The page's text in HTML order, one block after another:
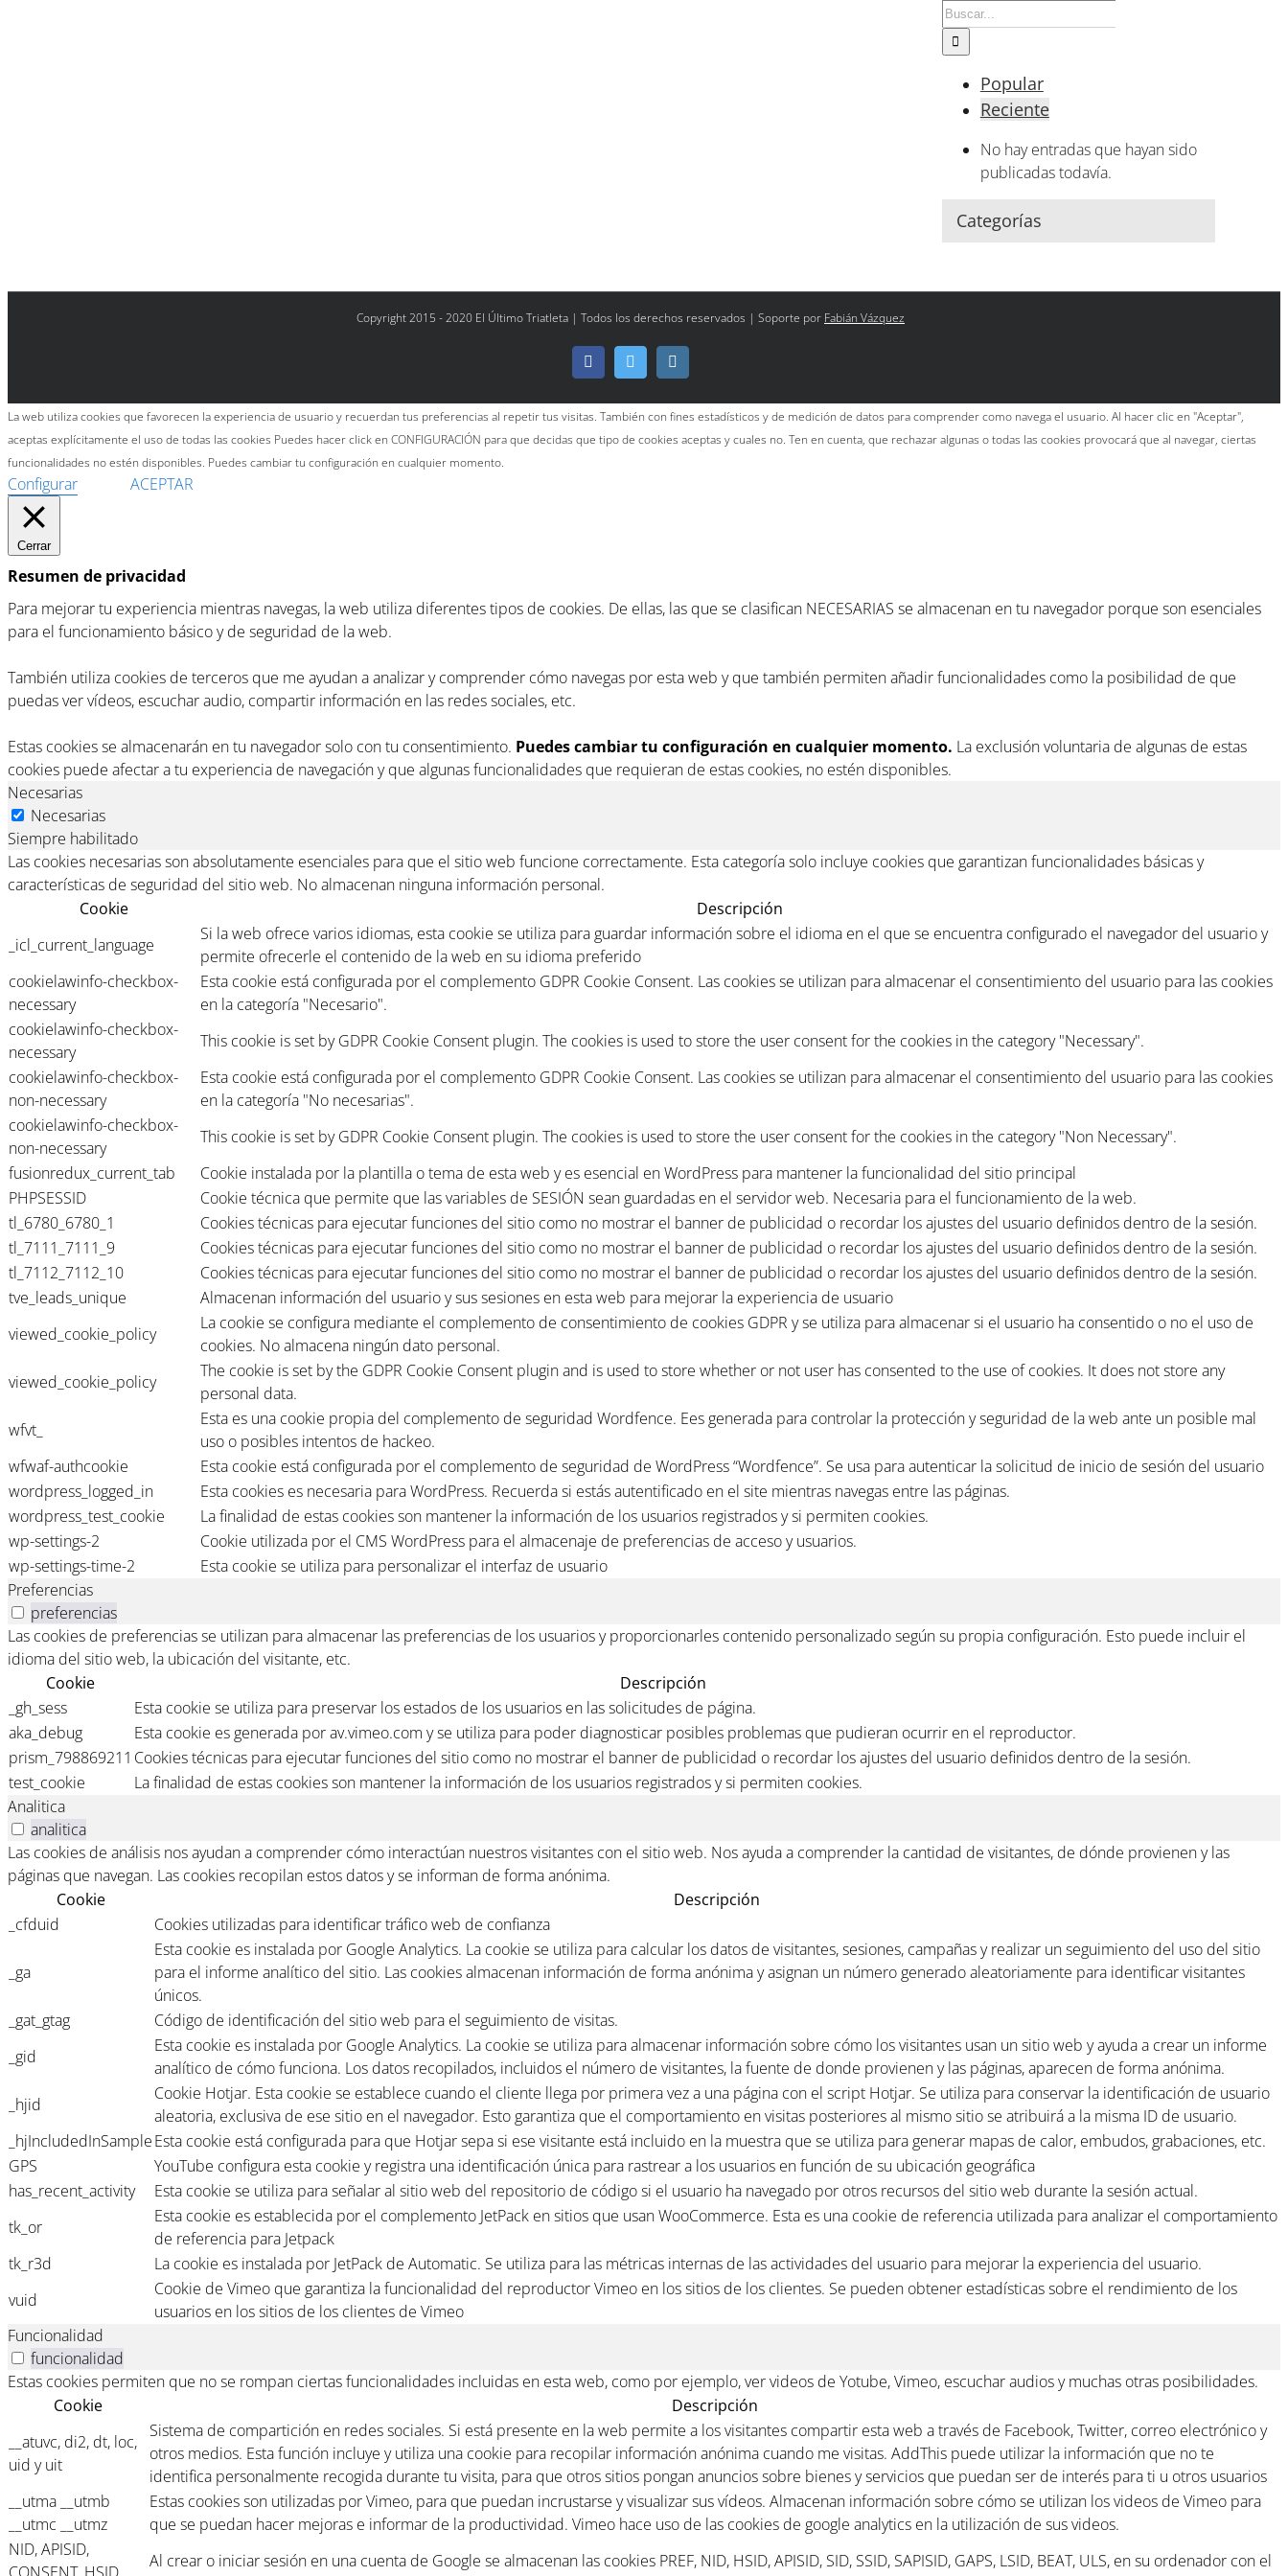
Buscar:
Popular
Reciente
No hay entradas que hayan sido
publicadas todavía.
Categorías
Copyright 2015 - 2020 El Último Triatleta | Todos los derechos reservados | Soporte por Fabián Vázquez
FacebookTwitter
La web utiliza cookies que favorecen la experiencia de usuario y recuerdan tus preferencias al repetir tus visitas. También con fines estadísticos y de medición de datos para comprender como navega el usuario. Al hacer clic en "Aceptar",
aceptas explícitamente el uso de todas las cookies Puedes hacer click en CONFIGURACIÓN para que decidas que tipo de cookies aceptas y cuales no. Ten en cuenta, que rechazar algunas o todas las cookies provocará que al navegar, ciertas
funcionalidades no estén disponibles. Puedes cambiar tu configuración en cualquier momento.
Configurar ACEPTAR
Cerrar
Resumen de privacidad
Para mejorar tu experiencia mientras navegas, la web utiliza diferentes tipos de cookies. De ellas, las que se clasifican NECESARIAS se almacenan en tu navegador porque son esenciales
para el funcionamiento básico y de seguridad de la web.
También utiliza cookies de terceros que me ayudan a analizar y comprender cómo navegas por esta web y que también permiten añadir funcionalidades como la posibilidad de que
puedas ver vídeos, escuchar audio, compartir información en las redes sociales, etc.
Estas cookies se almacenarán en tu navegador solo con tu consentimiento. Puedes cambiar tu configuración en cualquier momento. La exclusión voluntaria de algunas de estas
cookies puede afectar a tu experiencia de navegación y que algunas funcionalidades que requieran de estas cookies, no estén disponibles.
Necesarias
Necesarias
Siempre habilitado
Las cookies necesarias son absolutamente esenciales para que el sitio web funcione correctamente. Esta categoría solo incluye cookies que garantizan funcionalidades básicas y
características de seguridad del sitio web. No almacenan ninguna información personal.
Cookie
Descripción
_icl_current_language
Si la web ofrece varios idiomas, esta cookie se utiliza para guardar información sobre el idioma en el que se encuentra configurado el navegador del usuario y
permite ofrecerle el contenido de la web en su idioma preferido
cookielawinfo-checkbox-
necessary
Esta cookie está configurada por el complemento GDPR Cookie Consent. Las cookies se utilizan para almacenar el consentimiento del usuario para las cookies
en la categoría "Necesario".
cookielawinfo-checkbox-
necessary
This cookie is set by GDPR Cookie Consent plugin. The cookies is used to store the user consent for the cookies in the category "Necessary".
cookielawinfo-checkbox-
non-necessary
Esta cookie está configurada por el complemento GDPR Cookie Consent. Las cookies se utilizan para almacenar el consentimiento del usuario para las cookies
en la categoría "No necesarias".
cookielawinfo-checkbox-
non-necessary
This cookie is set by GDPR Cookie Consent plugin. The cookies is used to store the user consent for the cookies in the category "Non Necessary".
fusionredux_current_tab
Cookie instalada por la plantilla o tema de esta web y es esencial en WordPress para mantener la funcionalidad del sitio principal
PHPSESSID
Cookie técnica que permite que las variables de SESIÓN sean guardadas en el servidor web. Necesaria para el funcionamiento de la web.
tl_6780_6780_1
Cookies técnicas para ejecutar funciones del sitio como no mostrar el banner de publicidad o recordar los ajustes del usuario definidos dentro de la sesión.
tl_7111_7111_9
Cookies técnicas para ejecutar funciones del sitio como no mostrar el banner de publicidad o recordar los ajustes del usuario definidos dentro de la sesión.
tl_7112_7112_10
Cookies técnicas para ejecutar funciones del sitio como no mostrar el banner de publicidad o recordar los ajustes del usuario definidos dentro de la sesión.
tve_leads_unique
Almacenan información del usuario y sus sesiones en esta web para mejorar la experiencia de usuario
viewed_cookie_policy
La cookie se configura mediante el complemento de consentimiento de cookies GDPR y se utiliza para almacenar si el usuario ha consentido o no el uso de
cookies. No almacena ningún dato personal.
viewed_cookie_policy
The cookie is set by the GDPR Cookie Consent plugin and is used to store whether or not user has consented to the use of cookies. It does not store any
personal data.
wfvt_
Esta es una cookie propia del complemento de seguridad Wordfence. Ees generada para controlar la protección y seguridad de la web ante un posible mal
uso o posibles intentos de hackeo.
wfwaf-authcookie
Esta cookie está configurada por el complemento de seguridad de WordPress “Wordfence”. Se usa para autenticar la solicitud de inicio de sesión del usuario
wordpress_logged_in
Esta cookies es necesaria para WordPress. Recuerda si estás autentificado en el site mientras navegas entre las páginas.
wordpress_test_cookie
La finalidad de estas cookies son mantener la información de los usuarios registrados y si permiten cookies.
wp-settings-2
Cookie utilizada por el CMS WordPress para el almacenaje de preferencias de acceso y usuarios.
wp-settings-time-2
Esta cookie se utiliza para personalizar el interfaz de usuario
Preferencias
preferencias
Las cookies de preferencias se utilizan para almacenar las preferencias de los usuarios y proporcionarles contenido personalizado según su propia configuración. Esto puede incluir el
idioma del sitio web, la ubicación del visitante, etc.
Cookie
Descripción
_gh_sess
Esta cookie se utiliza para preservar los estados de los usuarios en las solicitudes de página.
aka_debug
Esta cookie es generada por av.vimeo.com y se utiliza para poder diagnosticar posibles problemas que pudieran ocurrir en el reproductor.
prism_798869211 Cookies técnicas para ejecutar funciones del sitio como no mostrar el banner de publicidad o recordar los ajustes del usuario definidos dentro de la sesión.
test_cookie
La finalidad de estas cookies son mantener la información de los usuarios registrados y si permiten cookies.
Analitica
analitica
Las cookies de análisis nos ayudan a comprender cómo interactúan nuestros visitantes con el sitio web. Nos ayuda a comprender la cantidad de visitantes, de dónde provienen y las
páginas que navegan. Las cookies recopilan estos datos y se informan de forma anónima.
Cookie
Descripción
_cfduid
Cookies utilizadas para identificar tráfico web de confianza
_ga
Esta cookie es instalada por Google Analytics. La cookie se utiliza para calcular los datos de visitantes, sesiones, campañas y realizar un seguimiento del uso del sitio
para el informe analítico del sitio. Las cookies almacenan información de forma anónima y asignan un número generado aleatoriamente para identificar visitantes
únicos.
_gat_gtag
Código de identificación del sitio web para el seguimiento de visitas.
_gid
Esta cookie es instalada por Google Analytics. La cookie se utiliza para almacenar información sobre cómo los visitantes usan un sitio web y ayuda a crear un informe
analítico de cómo funciona. Los datos recopilados, incluidos el número de visitantes, la fuente de donde provienen y las páginas, aparecen de forma anónima.
_hjid
Cookie Hotjar. Esta cookie se establece cuando el cliente llega por primera vez a una página con el script Hotjar. Se utiliza para conservar la identificación de usuario
aleatoria, exclusiva de ese sitio en el navegador. Esto garantiza que el comportamiento en visitas posteriores al mismo sitio se atribuirá a la misma ID de usuario.
_hjIncludedInSampleEsta cookie está configurada para que Hotjar sepa si ese visitante está incluido en la muestra que se utiliza para generar mapas de calor, embudos, grabaciones, etc.
GPS
YouTube configura esta cookie y registra una identificación única para rastrear a los usuarios en función de su ubicación geográfica
has_recent_activity
Esta cookie se utiliza para señalar al sitio web del repositorio de código si el usuario ha navegado por otros recursos del sitio web durante la sesión actual.
tk_or
Esta cookie es establecida por el complemento JetPack en sitios que usan WooCommerce. Esta es una cookie de referencia utilizada para analizar el comportamiento
de referencia para Jetpack
tk_r3d
La cookie es instalada por JetPack de Automatic. Se utiliza para las métricas internas de las actividades del usuario para mejorar la experiencia del usuario.
vuid
Cookie de Vimeo que garantiza la funcionalidad del reproductor Vimeo en los sitios de los clientes. Se pueden obtener estadísticas sobre el rendimiento de los
usuarios en los sitios de los clientes de Vimeo
Funcionalidad
funcionalidad
Estas cookies permiten que no se rompan ciertas funcionalidades incluidas en esta web, como por ejemplo, ver videos de Yotube, Vimeo, escuchar audios y muchas otras posibilidades.
Cookie
Descripción
__atuvc, di2, dt, loc,
uid y uit
Sistema de compartición en redes sociales. Si está presente en la web permite a los visitantes compartir esta web a través de Facebook, Twitter, correo electrónico y
otros medios. Esta función incluye y utiliza una cookie para recopilar información anónima cuando me visitas. AddThis puede utilizar la información que no te
identifica personalmente recogida durante tu visita, para que otros sitios pongan anuncios sobre bienes y servicios que puedan ser de interés para ti u otros usuarios
__utma __utmb
__utmc __utmz
Estas cookies son utilizadas por Vimeo, para que puedan incrustarse y visualizar sus vídeos. Almacenan información sobre cómo se utilizan los videos de Vimeo para
que se puedan hacer mejoras e informar de la productividad. Vimeo hace uso de las cookies de google analytics en la utilización de sus videos.
NID, APISID,
Al crear o iniciar sesión en una cuenta de Google se almacenan las cookies PREF, NID, HSID, APISID, SID, SSID, SAPISID, GAPS, LSID, BEAT, ULS, en su ordenador con el